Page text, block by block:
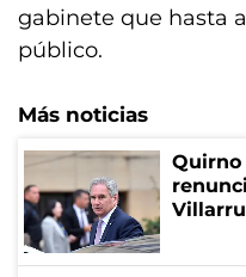
gabinete que hasta
público.
Más noticias
Quirno